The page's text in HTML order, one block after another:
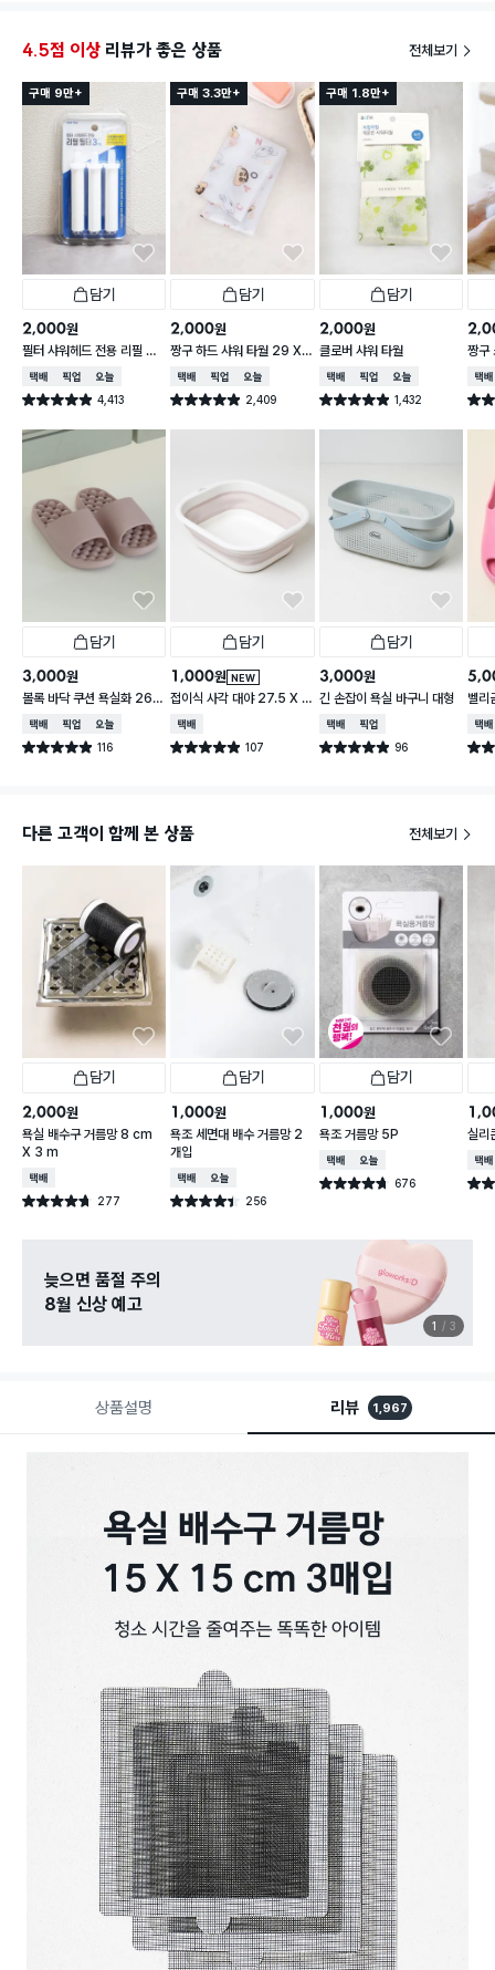
에 천
4.5점 이상 리뷰가 좋은 상품 전체보기
구매 9만+
담기
2,000원
필터 샤워헤드 전용 리필 필
터 3개입
택배배송매장픽업오늘배송
별점 4.9점 4,413
건 작성
구매 3.3만+
담기
2,000원
짱구 하드 샤워 타월 29 X
95 cm
택배배송매장픽업오늘배송
별점 4.9점 2,409
건 작성
구매 1.8만+
담기
2,000원
클로버 샤워 타월
택배배송매장픽업오늘배송
별점 4.9점 1,432
건 작성
짱구
X
택배
별점
담기
3,000원
볼록 바닥 쿠션 욕실화 260
~280 mm
택배배송매장픽업오늘배송
별점 4.9점 116
건 작성
담기
NEW
1,000원
접이식 사각 대야 27.5 X 2
3 cm
택배배송
별점 4.9점 107
건 작성
담기
3,000원
긴 손잡이 욕실 바구니 대형
택배배송매장픽업
별점 4.9점 96
건 작성
벨리
택배
별점
다른 고객이 함께 본 상품 전체보기
담기
2,000원
욕실 배수구 거름망 8 cm
X 3 m
택배배송
별점 4.7점 277
건 작성
담기
1,000원
욕조 세면대 배수 거름망 2
개입
택배배송오늘배송
별점 4.4점 256
건 작성
담기
1,000원
욕조 거름망 5P
택배배송오늘배송
별점 4.7점 676
건 작성
실리
택배
별점
늦으면 품절 주의
8월 신상 예고
1 3
상품설명 리뷰 1,967